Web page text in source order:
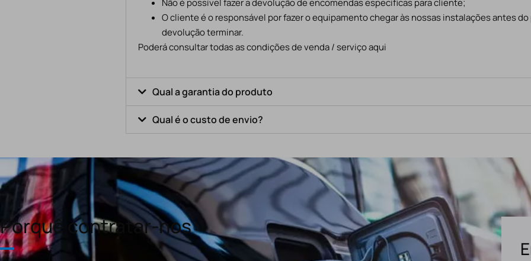
O cliente é o responsável por fazer o equipamento chegar às nossas instalações antes
devolução terminar.
Poderá consultar todas as condições de venda / serviço aqui
Qual a garantia do produto
Qual é o custo de envio?
Porquê contratar-nos